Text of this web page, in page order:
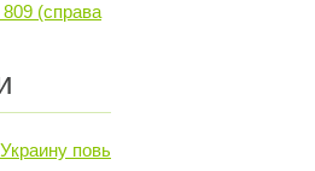
(справа
повысить ...